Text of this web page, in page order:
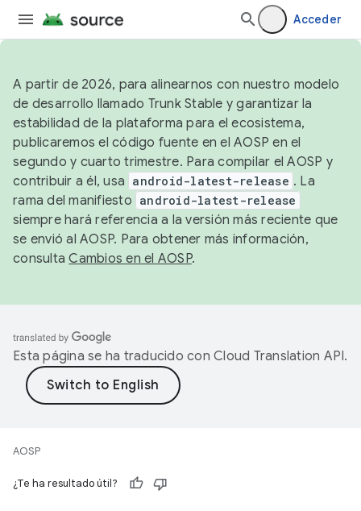
Acceder
A partir de 2026, para alinearnos con nuestro modelo
de desarrollo llamado Trunk Stable y garantizar la
estabilidad de la plataforma para el ecosistema,
publicaremos el código fuente en el AOSP en el
segundo y cuarto trimestre. Para compilar el AOSP y
contribuir a él, usa android-latest-release . La
rama del manifiesto android-latest-release
siempre hará referencia a la versión más reciente que
se envió al AOSP. Para obtener más información,
consultaCambios en el AOSP.
Esta página se ha traducido con Cloud Translation API.
AOSP
¿Te ha resultado útil?